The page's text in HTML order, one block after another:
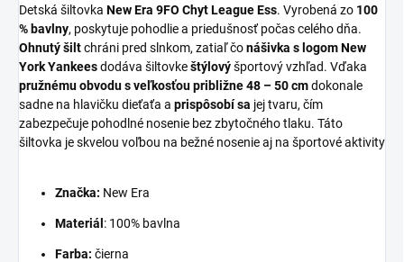
Detská šiltovka New Era 9FO Chyt League Ess. Vyrobená zo 100
% bavlny, poskytuje pohodlie a priedušnosť počas celého dňa.
Ohnutý šiltchráni pred slnkom, zatiaľ čonášivka s logom New
York Yankeesdodáva šiltovkeštýlovýšportový vzhľad. Vďaka
pružnému obvodu s veľkosťou približne 48 – 50 cmdokonale
sadne na hlavičku dieťaťa a prispôsobí sa jej tvaru, čím
zabezpečuje pohodlné nosenie bez zbytočného tlaku. Táto
šiltovka je skvelou voľbou na bežné nosenie aj na športové aktivity
Značka: New Era
Materiál : 100% bavlna
Farba: čierna